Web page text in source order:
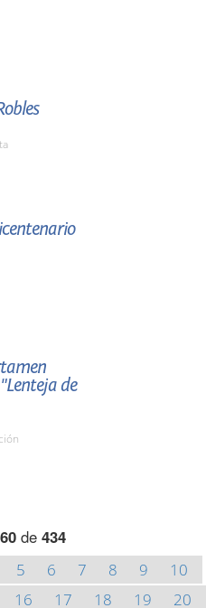
de
de 434
5 6 7 8 9
10
16 17 18 19
20